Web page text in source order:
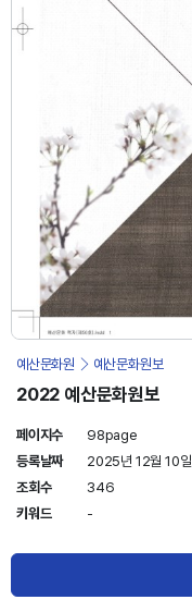
예산문화원 예산문화원보
2022 예산문화원보
페이지수
98page
등록날짜
2025년 12월 10일
조회수
346
키워드
-